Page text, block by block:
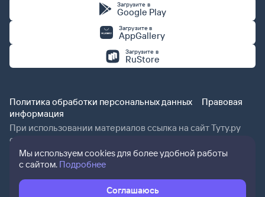
Загрузите в
Google Play
Загрузите в
AppGallery
Загрузите в
RuStore
Политика обработки персональных данных
Правовая
информация
При использовании материалов ссылка на сайт Туту.ру
обязательна.
Мы используем cookies для более удобной работы
с сайтом. Подробнее
Соглашаюсь